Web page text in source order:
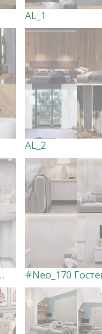
AL_1
AL_2
девочек